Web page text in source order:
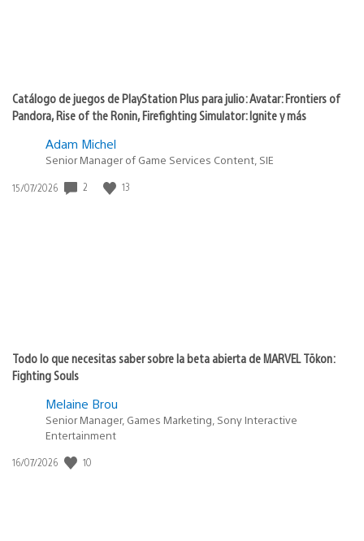
Catálogo de juegos de PlayStation Plus para julio: Avatar: Frontiers of
Pandora, Rise of the Ronin, Firefighting Simulator: Ignite y más
Adam Michel
Senior Manager of Game Services Content, SIE
Fecha
15/07/2026 2 13
Todo lo que necesitas saber sobre la beta abierta de MARVEL Tōkon:
Fighting Souls
Melaine Brou
Senior Manager, Games Marketing, Sony Interactive
Entertainment
Fecha
16/07/2026 10